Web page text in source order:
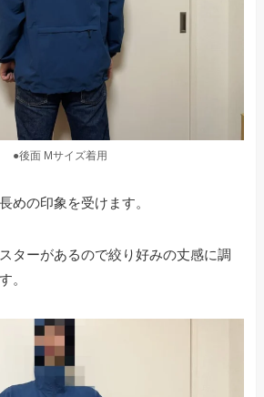
●後面 Mサイズ着用
めの印象を受けます。
ターがあるので絞り好みの丈感に調
。